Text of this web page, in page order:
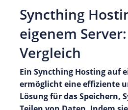
Syncthing
eigenem
Vergleich
Ein Syncthing Hosting auf
ermöglicht eine effiziente
Lösung für das Speichern,